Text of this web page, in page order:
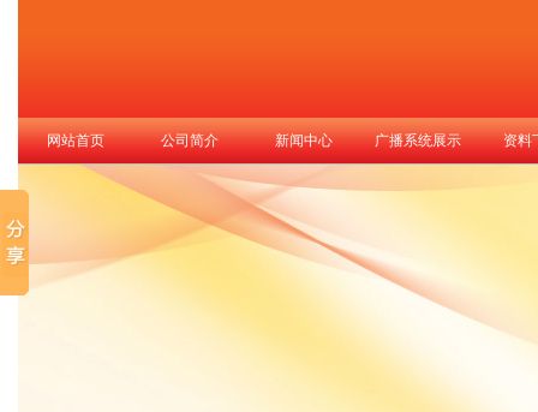
网站首页 公司简介 新闻中心 广播系统展示 资料